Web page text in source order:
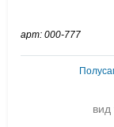
арт: 000-777